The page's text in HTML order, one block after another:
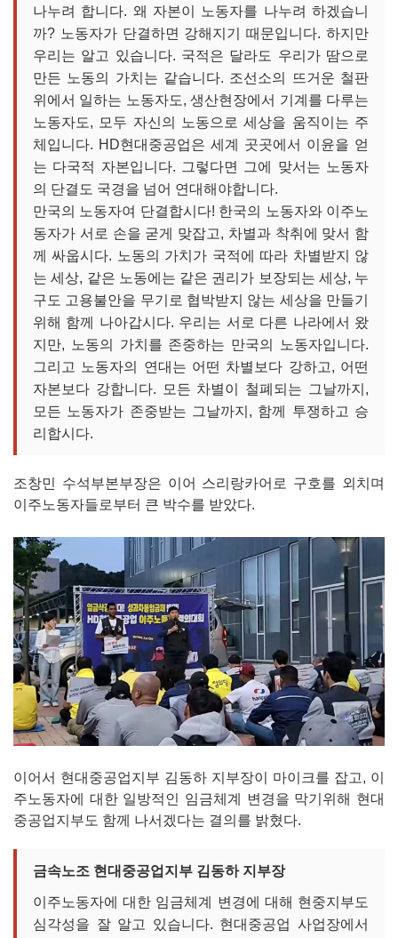
나누려 합니다. 왜 자본이 노동자를 나누려 하겠습니
까? 노동자가 단결하면 강해지기 때문입니다. 하지만
우리는 알고 있습니다. 국적은 달라도 우리가 땀으로
만든 노동의 가치는 같습니다. 조선소의 뜨거운 철판
위에서 일하는 노동자도, 생산현장에서 기계를 다루는
노동자도, 모두 자신의 노동으로 세상을 움직이는 주
체입니다. HD현대중공업은 세계 곳곳에서 이윤을 얻
는 다국적 자본입니다. 그렇다면 그에 맞서는 노동자
의 단결도 국경을 넘어 연대해야합니다.
만국의 노동자여 단결합시다! 한국의 노동자와 이주노
동자가 서로 손을 굳게 맞잡고, 차별과 착취에 맞서 함
께 싸웁시다. 노동의 가치가 국적에 따라 차별받지 않
는 세상, 같은 노동에는 같은 권리가 보장되는 세상, 누
구도 고용불안을 무기로 협박받지 않는 세상을 만들기
위해 함께 나아갑시다. 우리는 서로 다른 나라에서 왔
지만, 노동의 가치를 존중하는 만국의 노동자입니다.
그리고 노동자의 연대는 어떤 차별보다 강하고, 어떤
자본보다 강합니다. 모든 차별이 철폐되는 그날까지,
모든 노동자가 존중받는 그날까지, 함께 투쟁하고 승
리합시다.
조창민 수석부본부장은 이어 스리랑카어로 구호를 외치며
이주노동자들로부터 큰 박수를 받았다.
이어서 현대중공업지부 김동하 지부장이 마이크를 잡고, 이
주노동자에 대한 일방적인 임금체계 변경을 막기위해 현대
중공업지부도 함께 나서겠다는 결의를 밝혔다.
금속노조 현대중공업지부 김동하 지부장
이주노동자에 대한 임금체계 변경에 대해 현중지부도
심각성을 잘 알고 있습니다. 현대중공업 사업장에서